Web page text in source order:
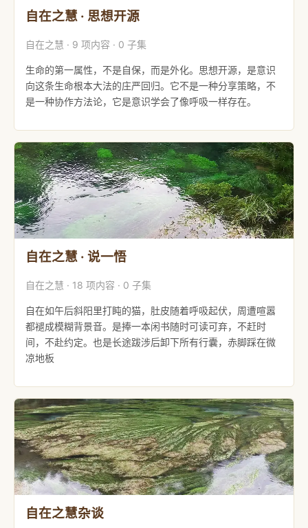
自在之慧 · 思想开源
自在之慧 · 9 项内容 · 0 子集
生命的第一属性，不是自保，而是外化。思想开源，是意识
向这条生命根本大法的庄严回归。它不是一种分享策略，不
是一种协作方法论，它是意识学会了像呼吸一样存在。
自在之慧 · 说一悟
自在之慧 · 18 项内容 · 0 子集
自在如午后斜阳里打盹的猫，肚皮随着呼吸起伏，周遭喧嚣
都褪成模糊背景音。是捧一本闲书随时可读可弃，不赶时
间，不赴约定。也是长途跋涉后卸下所有行囊，赤脚踩在微
凉地板
自在之慧杂谈